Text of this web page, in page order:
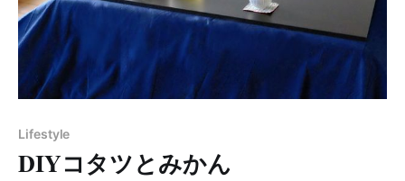
長。何回か鉢の植え替えをしたり、枝の挿し木を友人に
あげたり。今でもオフィスでひっそり夫に寄り添ってい
ます。でももう卓上には収まらないので少し遠い場所か
ら。 そして私が大切にしているのは『オリヅルラン』。
子株の形が折り鶴に似ていることが名前の由来だそうで
い、こちらも葉の生え方がクモの姿に似ているからだそ
うです。 数年前にウェールズに住む友人宅に遊びに行っ
Lifestyle
DIYコタツとみかん